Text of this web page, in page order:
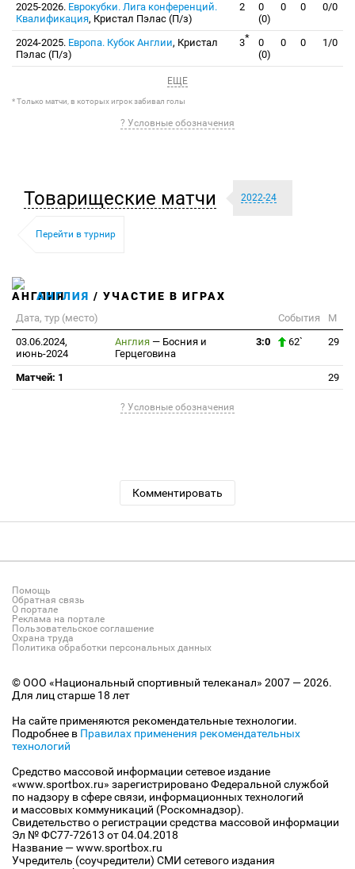
2025-2026. Еврокубки. Лига конференций.
Квалификация, Кристал Пэлас (П/з)
2
0
(0)
0 0 0/0
2024-2025. Европа. Кубок Англии, Кристал
Пэлас (П/з)
3*
0
(0)
0 0 1/0
ЕЩЕ
* Только матчи, в которых игрок забивал голы
? Условные обозначения
Товарищеские матчи 2022-24
Перейти в турнир
АНГЛИЯ / УЧАСТИЕ В ИГРАХ
Дата, тур (место) События
М
03.06.2024,
июнь-2024
Англия — Босния и
Герцеговина
3:0 62` 29
Матчей: 1 29
? Условные обозначения
Комментировать
Помощь
Обратная связь
О портале
Реклама на портале
Пользовательское соглашение
Охрана труда
Политика обработки персональных данных
© ООО «Национальный спортивный телеканал» 2007 — 2026.
Для лиц старше 18 лет
На сайте применяются рекомендательные технологии.
Подробнее в Правилах применения рекомендательных
технологий
Средство массовой информации сетевое издание
«www.sportbox.ru» зарегистрировано Федеральной службой
по надзору в сфере связи, информационных технологий
и массовых коммуникаций (Роскомнадзор).
Свидетельство о регистрации средства массовой информации
Эл № ФС77-72613 от 04.04.2018
Название — www.sportbox.ru
Учредитель (соучредители) СМИ сетевого издания